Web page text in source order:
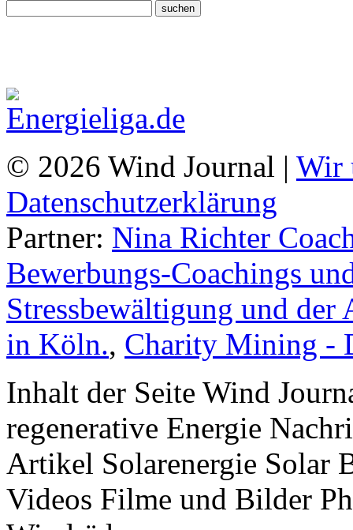
© 2026 Wind Journal | Wir
Datenschutzerklärung
Partner: Nina Richter
Bewerbungs-Coachings
Stressbewältigung und
in Köln., Charity Mining -
Inhalt der Seite Wind
regenerative Energie
Artikel Solarenergie Solar
Videos Filme und Bilder